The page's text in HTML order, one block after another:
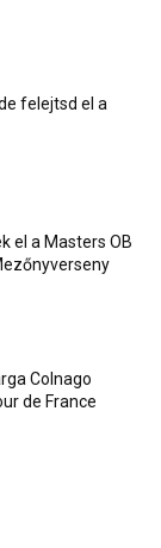
felejtsd el a
el a Masters OB
Colnago
de France